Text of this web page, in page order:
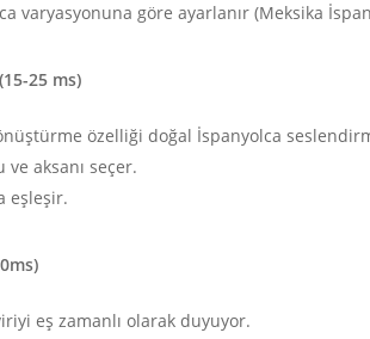
varyasyonuna göre ayarlanır (Meksika
25 ms)
özelliği doğal İspanyolca
aksanı seçer.
eşleşir.
eş zamanlı olarak duyuyor.